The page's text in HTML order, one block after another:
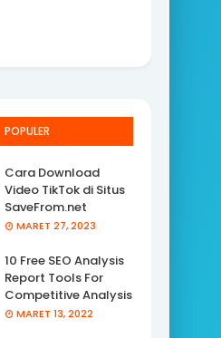
POPULER
Cara Download
Video TikTok di Situs
SaveFrom.net
MARET 27, 2023
10 Free SEO Analysis
Report Tools For
Competitive Analysis
MARET 13, 2022